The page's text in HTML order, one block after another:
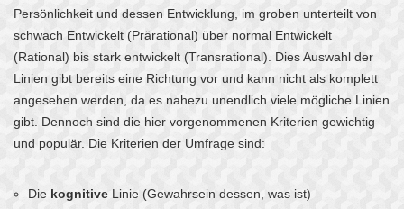
Persönlichkeit und dessen Entwicklung, im groben unterteilt von
schwach Entwickelt (Prärational) über normal Entwickelt
(Rational) bis stark entwickelt (Transrational). Dies Auswahl der
Linien gibt bereits eine Richtung vor und kann nicht als komplett
angesehen werden, da es nahezu unendlich viele mögliche Linien
gibt. Dennoch sind die hier vorgenommenen Kriterien gewichtig
und populär. Die Kriterien der Umfrage sind:
Die kognitive Linie (Gewahrsein dessen, was ist)